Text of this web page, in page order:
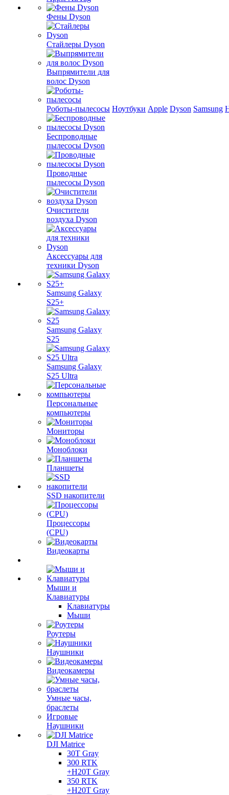
Фены Dyson
Стайлеры Dyson
Выпрямители для
волос Dyson
Роботы-пылесосы
Беспроводные
пылесосы Dyson
Проводные
пылесосы Dyson
Очистители
воздуха Dyson
Аксессуары для
техники Dyson
Samsung Galaxy
S25+
Samsung Galaxy
S25
Samsung Galaxy
S25 Ultra
Персональные
компьютеры
Мониторы
Моноблоки
Планшеты
SSD накопители
Процессоры
(CPU)
Видеокарты
Мыши и
Клавиатуры
Клавиатуры
Мыши
Роутеры
Наушники
Видеокамеры
Умные часы,
браслеты
Игровые
Наушники
DJI Matrice
30T Gray
300 RTK
+H20T Gray
350 RTK
+H20T Gray
Ноутбуки Apple Dyson Samsung